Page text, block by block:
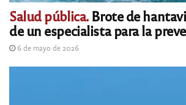
Salud pública.Brote de
de un especialista para la
6 de mayo de 2026